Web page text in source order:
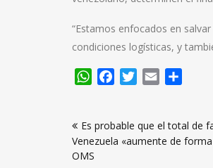
“Estamos enfocados en
condiciones logísticas, y
WhatsApp
FacebookTwitter
Email
de
entradas
Es probable que el total de
Venezuela «aumente de
OMS